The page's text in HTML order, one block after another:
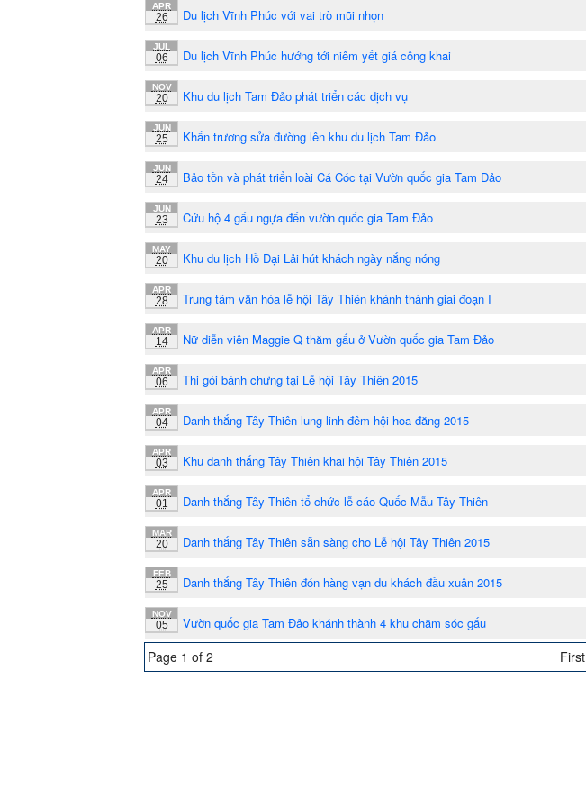
APR
26 Du lịch Vĩnh Phúc với vai trò mũi nhọn
JUL
06 Du lịch Vĩnh Phúc hướng tới niêm yết giá công khai
NOV
20 Khu du lịch Tam Đảo phát triển các dịch vụ
JUN
25 Khẩn trương sửa đường lên khu du lịch Tam Đảo
JUN
24 Bảo tồn và phát triển loài Cá Cóc tại Vườn quốc gia Tam Đảo
JUN
23 Cứu hộ 4 gấu ngựa đến vườn quốc gia Tam Đảo
MAY
20 Khu du lịch Hồ Đại Lải hút khách ngày nắng nóng
APR
28 Trung tâm văn hóa lễ hội Tây Thiên khánh thành giai đoạn I
APR
14 Nữ diễn viên Maggie Q thăm gấu ở Vườn quốc gia Tam Đảo
APR
06 Thi gói bánh chưng tại Lễ hội Tây Thiên 2015
APR
04 Danh thắng Tây Thiên lung linh đêm hội hoa đăng 2015
APR
03 Khu danh thắng Tây Thiên khai hội Tây Thiên 2015
APR
01 Danh thắng Tây Thiên tổ chức lễ cáo Quốc Mẫu Tây Thiên
MAR
20 Danh thắng Tây Thiên sẵn sàng cho Lễ hội Tây Thiên 2015
FEB
25 Danh thắng Tây Thiên đón hàng vạn du khách đầu xuân 2015
NOV
05 Vườn quốc gia Tam Đảo khánh thành 4 khu chăm sóc gấu
Page 1 of 2 First